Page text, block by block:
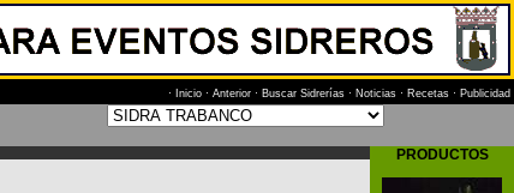
· Inicio · Anterior · Buscar Sidrerías · Noticias · Recetas · Publicidad
PRODUCTOS